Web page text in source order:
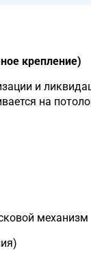
крепление)
и
на
механизм